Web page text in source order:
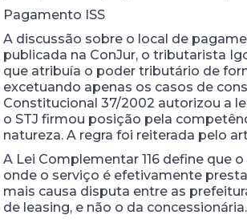
Pagamento ISS
A discussão sobre o local de
publicada na ConJur, o tributarista
que atribuía o poder tributário de
excetuando apenas os casos de
Constitucional 37/2002 autorizou a
o STJ firmou posição pela
natureza. A regra foi reiterada pelo
A Lei Complementar 116 define que
onde o serviço é efetivamente
mais causa disputa entre as
de leasing, e não o da concessionária.